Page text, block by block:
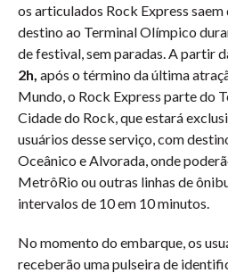
os articulados Rock Express
destino ao Terminal Olímpico
de festival, sem paradas. A partir
2h, após o término da última
Mundo, o Rock Express parte do
Cidade do Rock, que estará
usuários desse serviço, com
Oceânico e Alvorada, onde
MetrôRio ou outras linhas de
intervalos de 10 em 10 minutos.
No momento do embarque, os
receberão uma pulseira de